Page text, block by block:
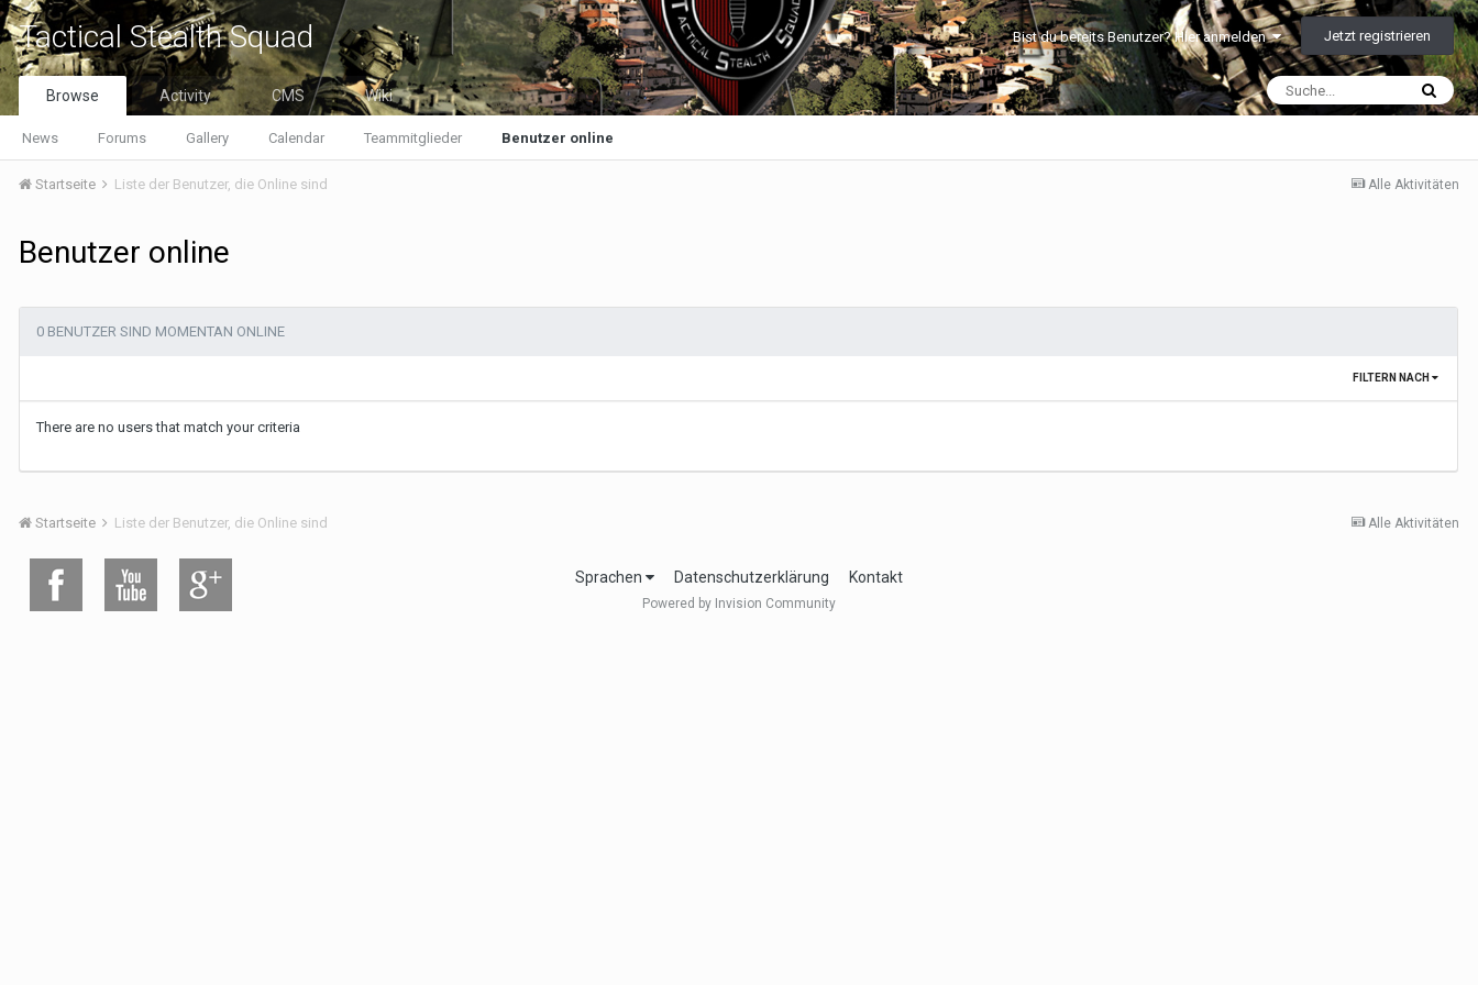
Tactical Stealth Squad Bist du bereits Benutzer? Hier anmelden Jetzt registrieren
Browse
News Forums Gallery Calendar Teammitglieder Benutzer online
Activity CMS Wiki
Alle Aktivitäten
Startseite Liste der Benutzer, die Online sind
Benutzer online
0 BENUTZER SIND MOMENTAN ONLINE
FILTERN NACH
There are no users that match your criteria
Alle Aktivitäten
Startseite Liste der Benutzer, die Online sind
Sprachen Datenschutzerklärung Kontakt
Powered by Invision Community